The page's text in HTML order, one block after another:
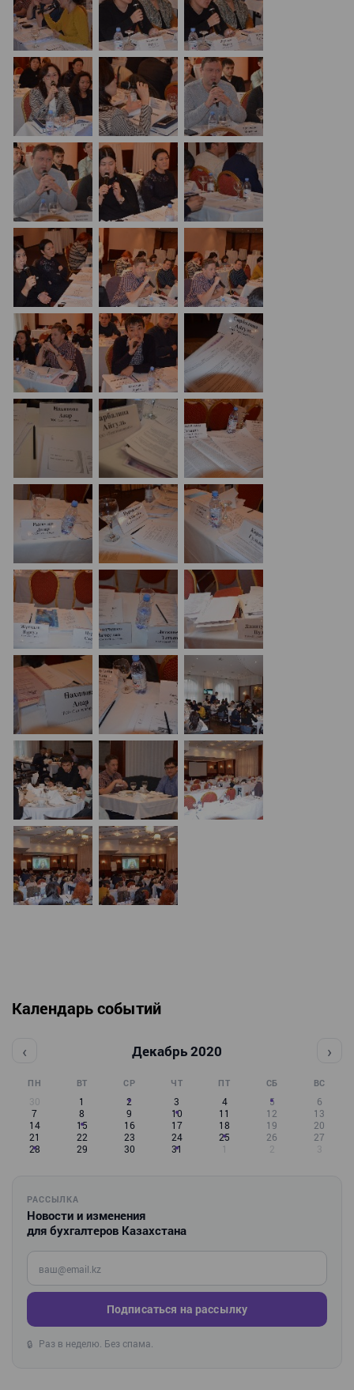
Календарь событий
‹ Декабрь 2020 ›
ПН ВТ СР ЧТ ПТ СБ ВС
30 1 2 3 4 5
6
7
8 9 10 11 12
13
14
15 16 17 18 19
20
21
22 23 24 25 26
27
28
29 30 31 1 2 3
РАССЫЛКА
Новости и изменения
для бухгалтеров Казахстана
Введите ваш e-mail
Подписаться на рассылку
🔒 Раз в неделю. Без спама.